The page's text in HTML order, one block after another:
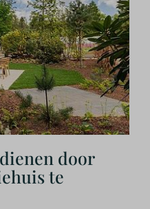
door
te